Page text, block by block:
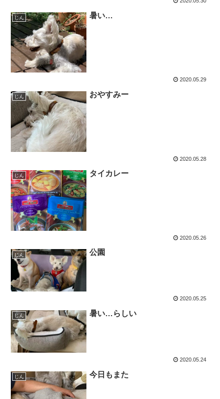
じん 暑い…
2020.05.29
じん おやすみー
2020.05.28
じん タイカレー
2020.05.26
じん 公園
2020.05.25
じん 暑い…らしい
2020.05.24
じん 今日もまた